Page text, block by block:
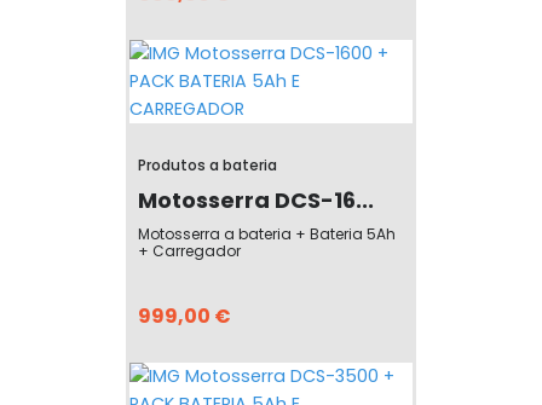
Produtos a bateria
Motosserra DCS-16...
Motosserra a bateria + Bateria 5Ah
+ Carregador
999,00 €